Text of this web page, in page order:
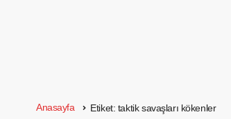
Anasayfa Etiket: taktik savaşları kökenler